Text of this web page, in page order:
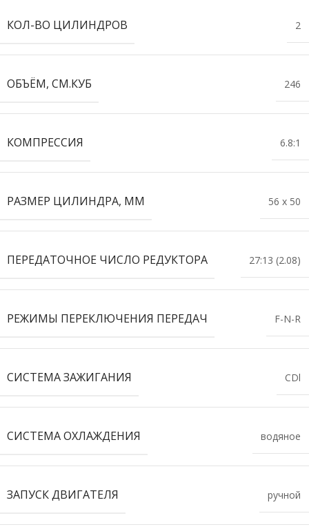
КОЛ-ВО ЦИЛИНДРОВ 2
ОБЪЁМ, СМ.КУБ 246
КОМПРЕССИЯ 6.8:1
РАЗМЕР ЦИЛИНДРА, ММ 56 x 50
ПЕРЕДАТОЧНОЕ ЧИСЛО РЕДУКТОРА 27:13 (2.08)
РЕЖИМЫ ПЕРЕКЛЮЧЕНИЯ ПЕРЕДАЧ F-N-R
СИСТЕМА ЗАЖИГАНИЯ CDl
СИСТЕМА ОХЛАЖДЕНИЯ водяное
ЗАПУСК ДВИГАТЕЛЯ ручной